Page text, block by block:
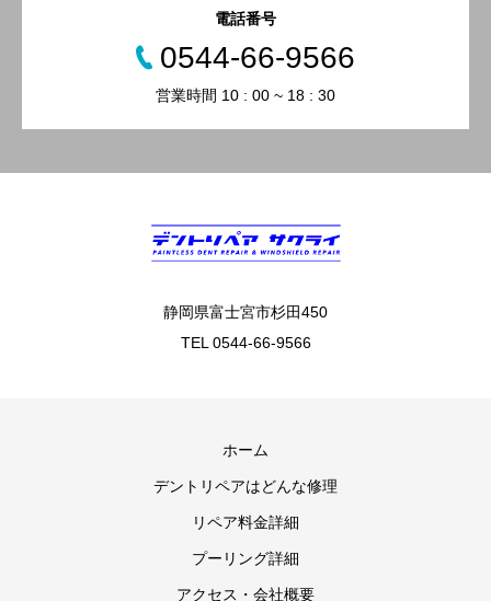
電話番号
0544-66-9566
営業時間 10 : 00 ~ 18 : 30
静岡県富士宮市杉田450
TEL 0544-66-9566
ホーム
デントリペアはどんな修理
リペア料金詳細
プーリング詳細
アクセス・会社概要